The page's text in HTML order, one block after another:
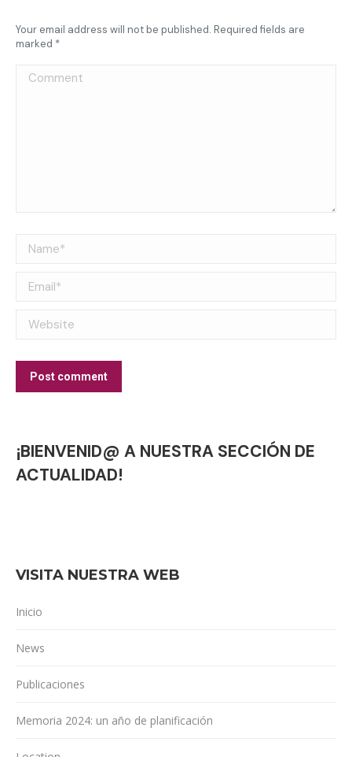
Your email address will not be published. Required fields are
marked *
Comment
Name *
Email *
Website
Post comment
¡BIENVENID@ A NUESTRA SECCIÓN DE
ACTUALIDAD!
VISITA NUESTRA WEB
Inicio
News
Publicaciones
Memoria 2024: un año de planificación